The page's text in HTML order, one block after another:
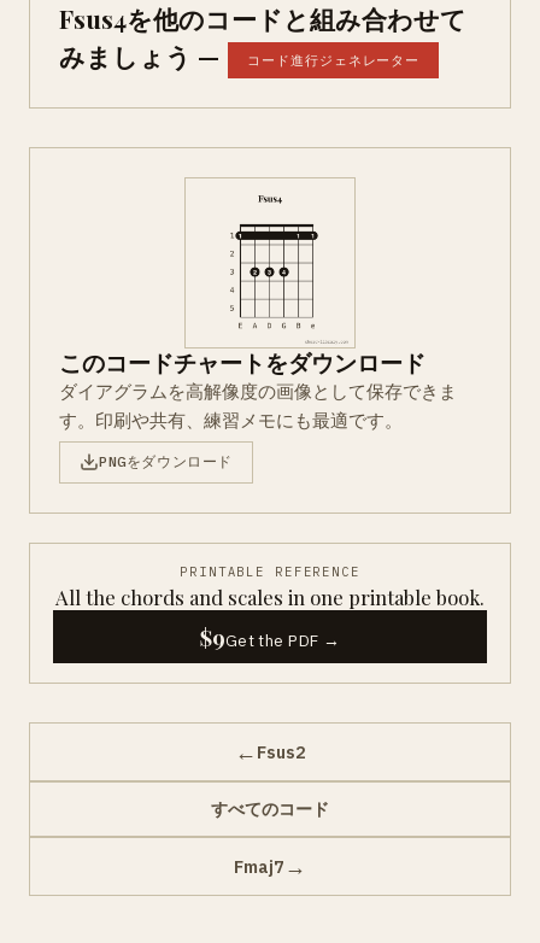
Fsus4を他のコードと組み合わせて
みましょう —
コード進行ジェネレーター
このコードチャートをダウンロード
ダイアグラムを高解像度の画像として保存できま
す。印刷や共有、練習メモにも最適です。
PNGをダウンロード
PRINTABLE REFERENCE
All the chords and scales in one printable book.
$9Get the PDF →
← Fsus2
すべてのコード
Fmaj7 →